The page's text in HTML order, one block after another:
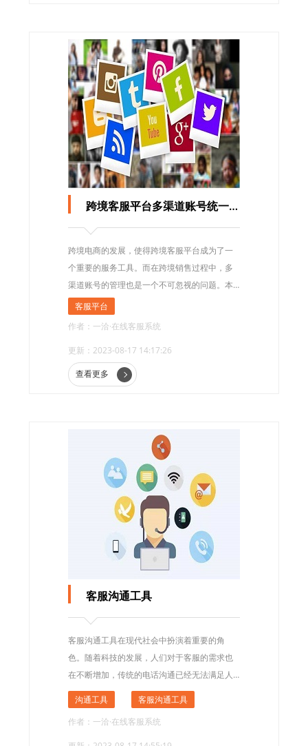
跨境客服平台多渠道账号统一管理
跨境电商的发展，使得跨境客服平台成为了一
个重要的服务工具。而在跨境销售过程中，多
渠道账号的管理也是一个不可忽视的问题。本
文将探讨跨境客服平台多渠道账号统一管理的
客服平台
作者：一洽·在线客服系统
更新：2023-08-17 14:17:26
查看更多
客服沟通工具
客服沟通工具在现代社会中扮演着重要的角
色。随着科技的发展，人们对于客服的需求也
在不断增加，传统的电话沟通已经无法满足人
们的需求。因此，各种客服沟通工具应运而
生，为人们提供了更加便捷和高效的沟通方
式。
沟通工具
客服沟通工具
作者：一洽·在线客服系统